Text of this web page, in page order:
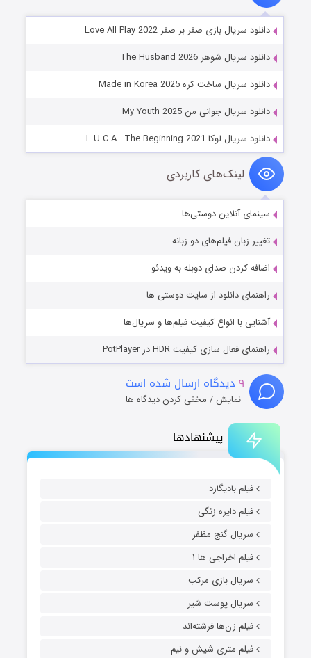
پیشنهادها
فیلم بادیگارد
فیلم دایره زنگی
سریال گنج مظفر
فیلم اخراجی ها ۱
سریال بازی مرکب
سریال پوست شیر
فیلم زن‌ها فرشته‌اند
فیلم متری شیش و نیم
دانلود سریال بازی صفر بر صفر Love All Play 2022
دانلود سریال شوهر The Husband 2026
دانلود سریال ساخت کره Made in Korea 2025
دانلود سریال جوانی من My Youth 2025
دانلود سریال لوکا L.U.C.A.: The Beginning 2021
لینک‌های کاربردی
سینمای آنلاین دوستی‌ها
تغییر زبان فیلم‌های دو زبانه
اضافه کردن صدای دوبله به ویدئو
راهنمای دانلود از سایت دوستی ها
آشنایی با انواع کیفیت فیلم‌ها و سریال‌ها
راهنمای فعال سازی کیفیت HDR در PotPlayer
۹ دیدگاه ارسال شده است
نمایش / مخفی کردن دیدگاه ها